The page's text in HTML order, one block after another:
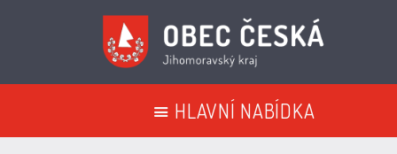
HLAVNÍ NABÍDKA